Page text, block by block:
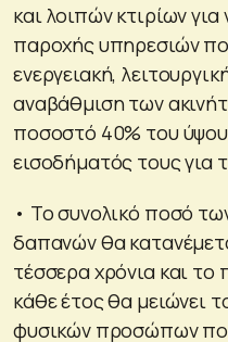
και λοιπών κτιρίων
παροχής υπηρεσιών
ενεργειακή,
αναβάθμιση των
ποσοστό 40% του
εισοδήματός τους για
• Το συνολικό ποσό
δαπανών θα
τέσσερα χρόνια και το
κάθε έτος θα μειώνει
φυσικών προσώπων